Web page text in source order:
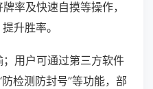
率及快速自摸等操作，
升胜率。
用户可通过第三方软件
防检测防封号”等功能，部